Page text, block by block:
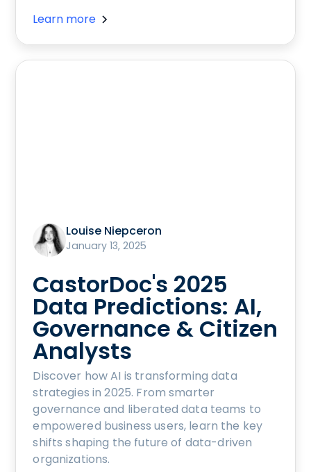
Learn more
Louise Niepceron
January 13, 2025
CastorDoc's 2025
Data Predictions: AI,
Governance & Citizen
Analysts
Discover how AI is transforming data
strategies in 2025. From smarter
governance and liberated data teams to
empowered business users, learn the key
shifts shaping the future of data-driven
organizations.